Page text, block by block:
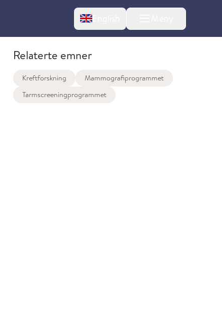
English
Relaterte emner
Kreftforskning
Mammografiprogrammet
Tarmscreeningprogrammet